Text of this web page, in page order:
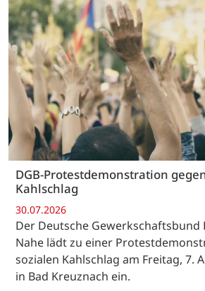
DGB-Protestdemonstration
Kahlschlag
30.07.2026
Der Deutsche Gewerkschaftsbund
Nahe lädt zu einer
sozialen Kahlschlag am Freitag, 7.
in Bad Kreuznach ein.